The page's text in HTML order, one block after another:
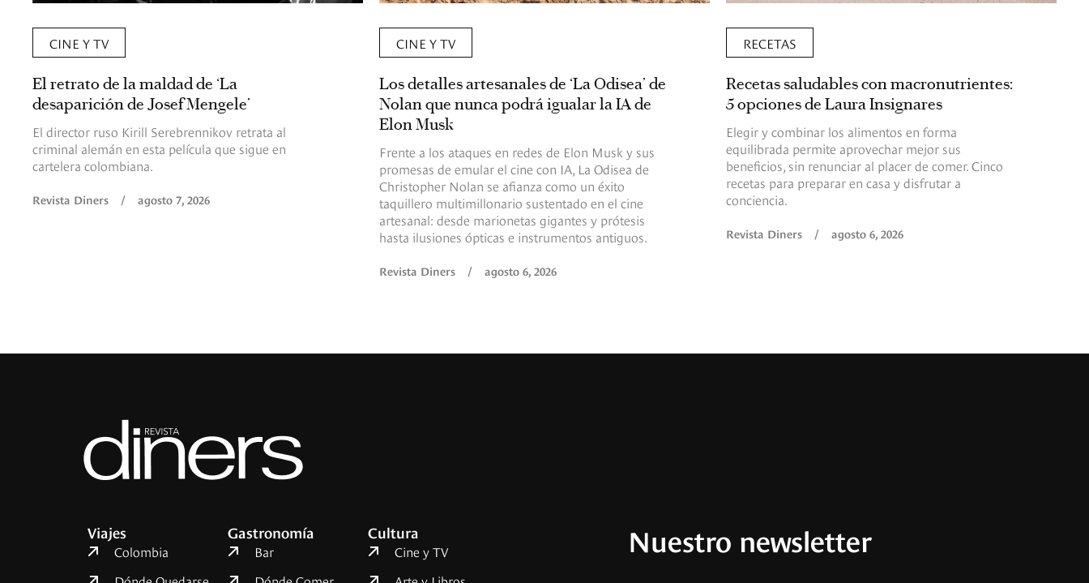
CINE Y TV
El retrato de la maldad de ‘La
desaparición de Josef Mengele’
El director ruso Kirill Serebrennikov retrata al
criminal alemán en esta película que sigue en
cartelera colombiana.
Revista Diners / agosto 7, 2026
CINE Y TV
Los detalles artesanales de ‘La Odisea’ de
Nolan que nunca podrá igualar la IA de
Elon Musk
Frente a los ataques en redes de Elon Musk y sus
promesas de emular el cine con IA, La Odisea de
Christopher Nolan se afianza como un éxito
taquillero multimillonario sustentado en el cine
artesanal: desde marionetas gigantes y prótesis
hasta ilusiones ópticas e instrumentos antiguos.
Revista Diners / agosto 6, 2026
RECETAS
Recetas saludables con macronutrientes:
5 opciones de Laura Insignares
Elegir y combinar los alimentos en forma
equilibrada permite aprovechar mejor sus
beneficios, sin renunciar al placer de comer. Cinco
recetas para preparar en casa y disfrutar a
conciencia.
Revista Diners / agosto 6, 2026
Viajes
Colombia
Gastronomía
Bar
Cultura
Cine y TV
Nuestro newsletter